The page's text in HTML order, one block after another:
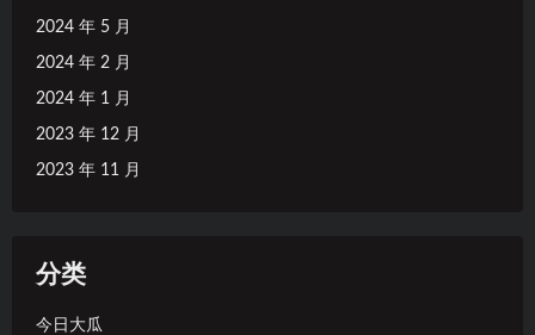
2024 年 5 月
2024 年 2 月
2024 年 1 月
2023 年 12 月
2023 年 11 月
分类
今日大瓜